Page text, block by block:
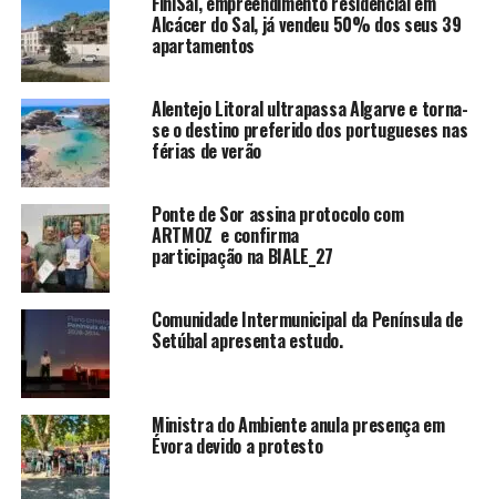
Alcácer do Sal, já vendeu 50% dos seus 39
apartamentos
Alentejo Litoral ultrapassa Algarve e torna-
se o destino preferido dos portugueses nas
férias de verão
Ponte de Sor assina protocolo com
ARTMOZ e confirma
participação na BIALE_27
Comunidade Intermunicipal da Península de
Setúbal apresenta estudo.
Ministra do Ambiente anula presença em
Évora devido a protesto